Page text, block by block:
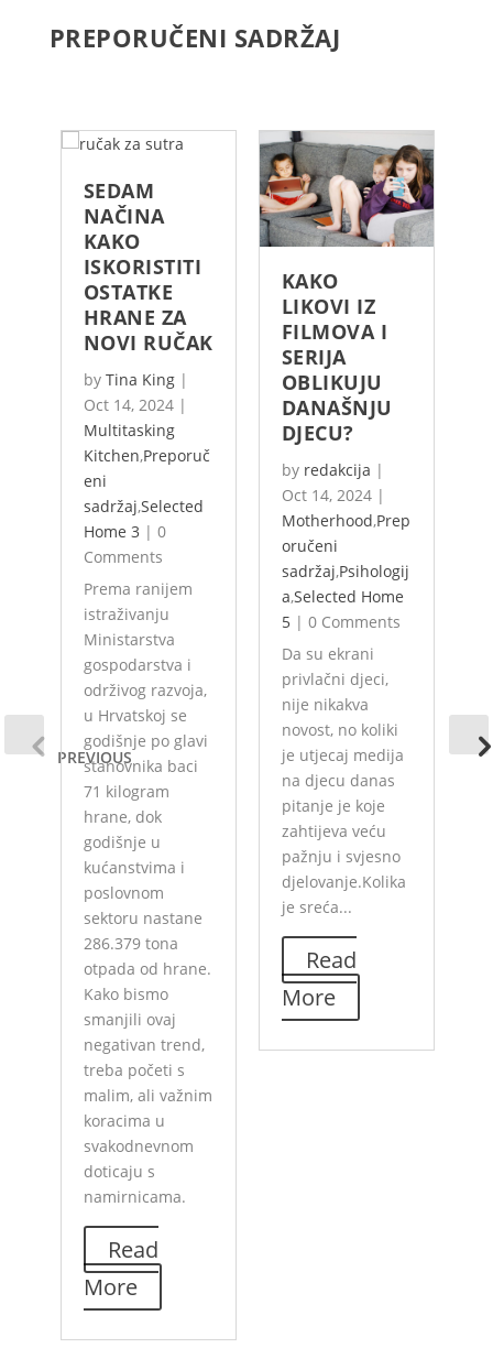
PREPORUČENI SADRŽAJ
PREVIOUS
SEDAM
NAČINA
KAKO
ISKORISTITI
OSTATKE
HRANE ZA
NOVI RUČAK
by Tina King |
Oct 14, 2024 |
Multitasking
Kitchen,Preporuč
eni
sadržaj,Selected
Home 3 | 0
Comments
Prema ranijem
istraživanju
Ministarstva
gospodarstva i
održivog razvoja,
u Hrvatskoj se
godišnje po glavi
stanovnika baci
71 kilogram
hrane, dok
godišnje u
kućanstvima i
poslovnom
sektoru nastane
286.379 tona
otpada od hrane.
Kako bismo
smanjili ovaj
negativan trend,
treba početi s
malim, ali važnim
koracima u
svakodnevnom
doticaju s
namirnicama.
Read
More
KAKO
LIKOVI IZ
FILMOVA I
SERIJA
OBLIKUJU
DANAŠNJU
DJECU?
by redakcija |
Oct 14, 2024 |
Motherhood,Prep
oručeni
sadržaj,Psihologij
a,Selected Home
5 | 0 Comments
Da su ekrani
privlačni djeci,
nije nikakva
novost, no koliki
je utjecaj medija
na djecu danas
pitanje je koje
zahtijeva veću
pažnju i svjesno
djelovanje.Kolika
je sreća...
Read
More